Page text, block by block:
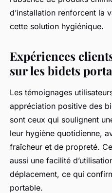
d’installation renforcent la
cette solution hygiénique.
Expériences
sur les bidets
Les témoignages
appréciation positive des
sont ceux qui soulignent
leur hygiène quotidienne,
fraîcheur et de propreté.
aussi une facilité
déplacement, ce qui
portable.